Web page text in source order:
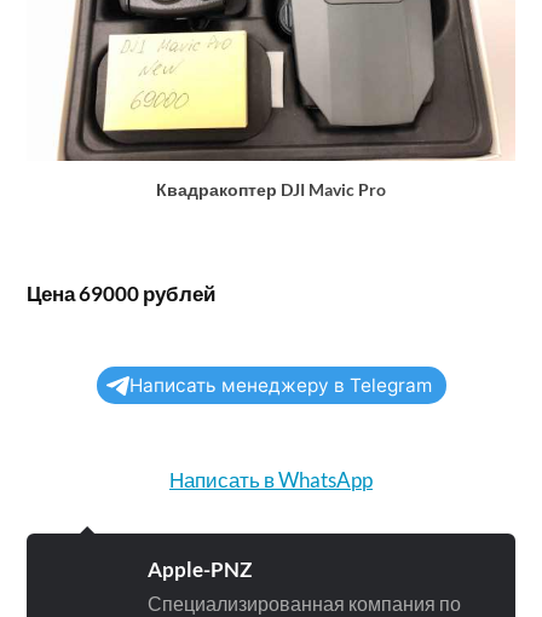
Квадракоптер DJI Mavic Pro
Цена 69000 рублей
Написать менеджеру в Telegram
Написать в WhatsApp
Apple-PNZ
Специализированная компания по